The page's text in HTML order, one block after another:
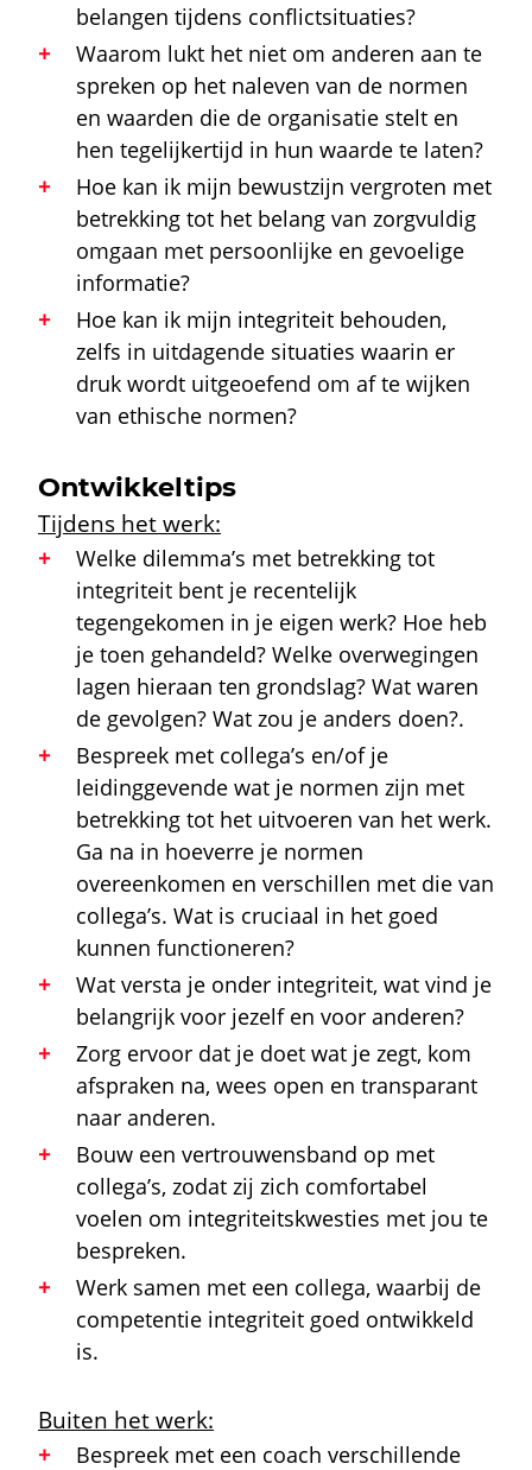
belangen tijdens conflictsituaties?
Waarom lukt het niet om anderen aan te
spreken op het naleven van de normen
en waarden die de organisatie stelt en
hen tegelijkertijd in hun waarde te laten?
Hoe kan ik mijn bewustzijn vergroten met
betrekking tot het belang van zorgvuldig
omgaan met persoonlijke en gevoelige
informatie?
Hoe kan ik mijn integriteit behouden,
zelfs in uitdagende situaties waarin er
druk wordt uitgeoefend om af te wijken
van ethische normen?
Ontwikkeltips
Tijdens het werk:
Welke dilemma’s met betrekking tot
integriteit bent je recentelijk
tegengekomen in je eigen werk? Hoe heb
je toen gehandeld? Welke overwegingen
lagen hieraan ten grondslag? Wat waren
de gevolgen? Wat zou je anders doen?.
Bespreek met collega’s en/of je
leidinggevende wat je normen zijn met
betrekking tot het uitvoeren van het werk.
Ga na in hoeverre je normen
overeenkomen en verschillen met die van
collega’s. Wat is cruciaal in het goed
kunnen functioneren?
Wat versta je onder integriteit, wat vind je
belangrijk voor jezelf en voor anderen?
Zorg ervoor dat je doet wat je zegt, kom
afspraken na, wees open en transparant
naar anderen.
Bouw een vertrouwensband op met
collega’s, zodat zij zich comfortabel
voelen om integriteitskwesties met jou te
bespreken.
Werk samen met een collega, waarbij de
competentie integriteit goed ontwikkeld
is.
Buiten het werk:
Bespreek met een coach verschillende